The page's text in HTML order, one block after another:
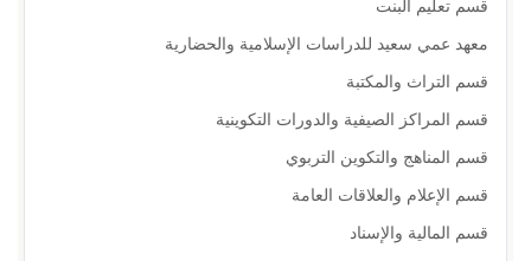
قسم تعليم البنت
معهد عمي سعيد للدراسات الإسلامية والحضارية
قسم التراث والمكتبة
قسم المراكز الصيفية والدورات التكوينية
قسم المناهج والتكوين التربوي
قسم الإعلام والعلاقات العامة
قسم المالية والإسناد